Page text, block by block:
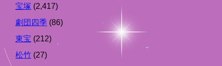
宝塚 (2,417)
劇団四季 (86)
東宝 (212)
松竹 (27)